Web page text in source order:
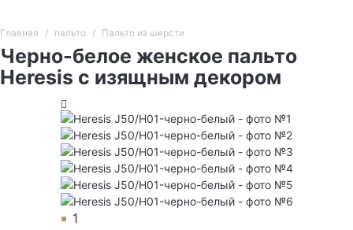
Главная пальто Пальто из шерсти
Черно-белое женское пальто
Heresis с изящным декором
1